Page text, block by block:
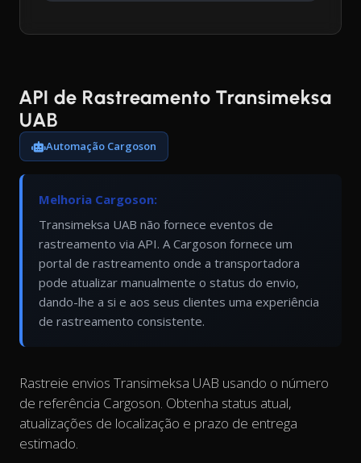
API de Rastreamento Transimeksa
UAB
Automação Cargoson
Melhoria Cargoson:
Transimeksa UAB não fornece eventos de
rastreamento via API. A Cargoson fornece um
portal de rastreamento onde a transportadora
pode atualizar manualmente o status do envio,
dando-lhe a si e aos seus clientes uma experiência
de rastreamento consistente.
Rastreie envios Transimeksa UAB usando o número
de referência Cargoson. Obtenha status atual,
atualizações de localização e prazo de entrega
estimado.